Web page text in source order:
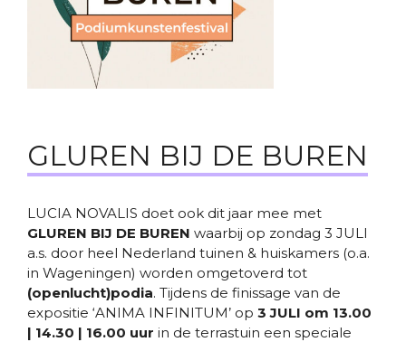
GLUREN BIJ DE BUREN
LUCIA NOVALIS doet ook dit jaar mee met
GLUREN BIJ DE BUREN waarbij op zondag 3 JULI
a.s. door heel Nederland tuinen & huiskamers (o.a.
in Wageningen) worden omgetoverd tot
(openlucht)podia. Tijdens de finissage van de
expositie ‘ANIMA INFINITUM’ op 3 JULI om 13.00
| 14.30 | 16.00 uur in de terrastuin een speciale